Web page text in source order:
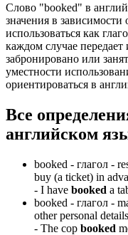
Слово "booked" в
значения в
использоваться как
каждом случае
забронировано или
уместности
ориентироваться в
Все
английском
booked - глагол -
buy (a ticket) in
- I have booked a
booked - глагол -
other personal
- The cop booked